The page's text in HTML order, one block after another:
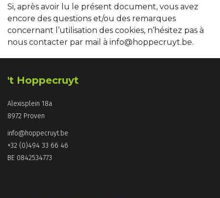
Si, après avoir lu le présent document, vous avez
encore des questions et/ou des remarques
concernant l’utilisation des cookies, n’hésitez pas à
nous contacter par mail à info@hoppecruyt.be.
't Hoppecruyt
Alexisplein 18a
8972 Proven
info@hoppecruyt.be
+32 (0)494 33 66 46
BE 0842534773